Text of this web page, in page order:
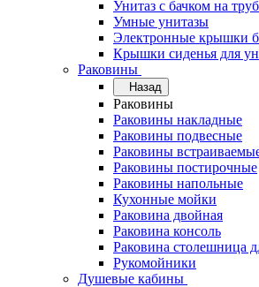
Унитаз с бачком на
Умные унитазы
Электронные крышки
Крышки сиденья для
Раковины
Назад
Раковины
Раковины накладные
Раковины подвесные
Раковины
Раковины постирочные
Раковины напольные
Кухонные мойки
Раковина двойная
Раковина консоль
Раковина столешница
Рукомойники
Душевые кабины